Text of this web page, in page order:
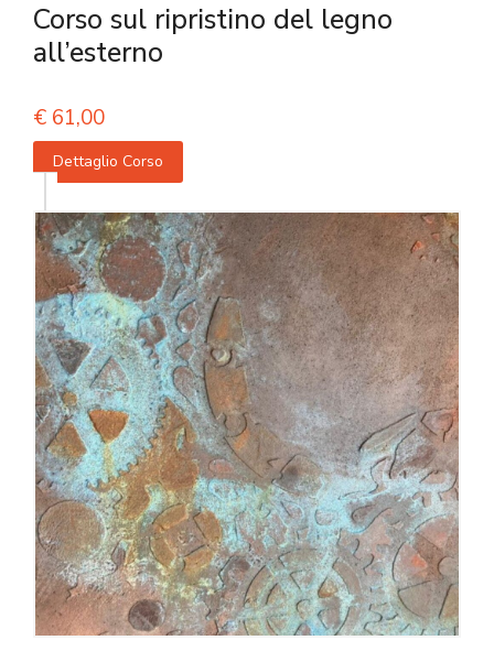
Corso sul ripristino del legno
all’esterno
€ 61,00
Dettaglio Corso